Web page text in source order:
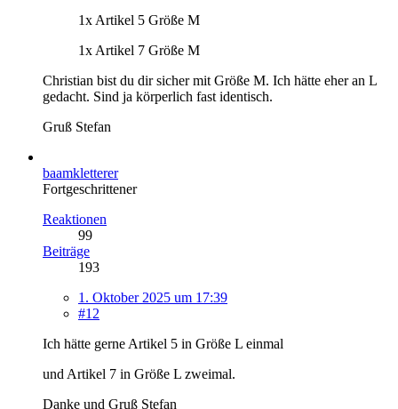
1x Artikel 5 Größe M
1x Artikel 7 Größe M
Christian bist du dir sicher mit Größe M. Ich hätte eher an L
gedacht. Sind ja körperlich fast identisch.
Gruß Stefan
baamkletterer
Fortgeschrittener
Reaktionen
99
Beiträge
193
1. Oktober 2025 um 17:39
#12
Ich hätte gerne Artikel 5 in Größe L einmal
und Artikel 7 in Größe L zweimal.
Danke und Gruß Stefan